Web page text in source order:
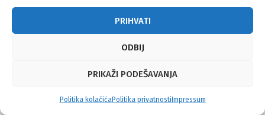
PRIHVATI
ODBIJ
PRIKAŽI PODEŠAVANJA
Politika kolačićaPolitika privatnosti Impressum